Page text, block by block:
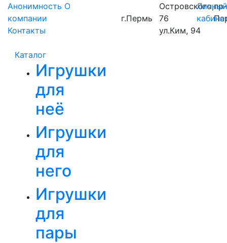
Анонимность О
компании
Контакты
г.Пермь
Островского,
76
ул.Ким, 94
Каталог
Игрушки
для
неё
Игрушки
для
него
Игрушки
для
пары